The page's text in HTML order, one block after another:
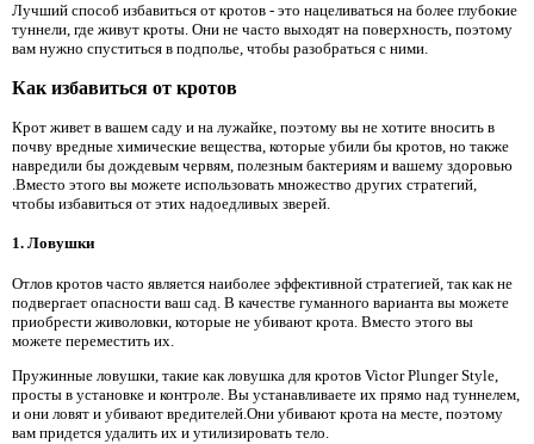
Лучший способ избавиться от кротов - это нацеливаться на более глубокие
туннели, где живут кроты. Они не часто выходят на поверхность, поэтому
вам нужно спуститься в подполье, чтобы разобраться с ними.
Как избавиться от кротов
Крот живет в вашем саду и на лужайке, поэтому вы не хотите вносить в
почву вредные химические вещества, которые убили бы кротов, но также
навредили бы дождевым червям, полезным бактериям и вашему здоровью
.Вместо этого вы можете использовать множество других стратегий,
чтобы избавиться от этих надоедливых зверей.
1. Ловушки
Отлов кротов часто является наиболее эффективной стратегией, так как не
подвергает опасности ваш сад. В качестве гуманного варианта вы можете
приобрести живоловки, которые не убивают крота. Вместо этого вы
можете переместить их.
Пружинные ловушки, такие как ловушка для кротов Victor Plunger Style,
просты в установке и контроле. Вы устанавливаете их прямо над туннелем,
и они ловят и убивают вредителей.Они убивают крота на месте, поэтому
вам придется удалить их и утилизировать тело.